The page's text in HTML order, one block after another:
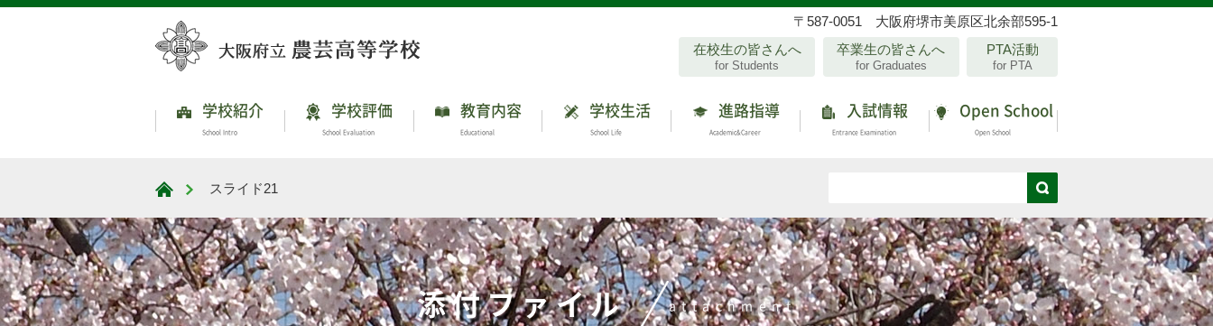
〒587-0051 大阪府堺市美原区北余部595-1
在校生の皆さんへ
for Students
卒業生の皆さんへ
for Graduates
PTA活動
for PTA
学校紹介
School Intro
学校評価
School Evaluation
教育内容
Educational
学校生活
School Life
進路指導
Academic&Career
入試情報
Entrance Examination
Open School
Open School
大阪府立農芸高等学校
スライド21
添付ファイル attachment